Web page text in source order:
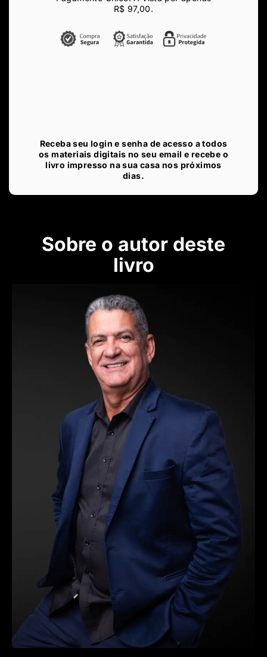
R$ 97,00.
Receba seu login e senha de acesso a todos
os materiais digitais no seu email e recebe o
livro impresso na sua casa nos próximos
dias.
Sobre o autor deste
livro